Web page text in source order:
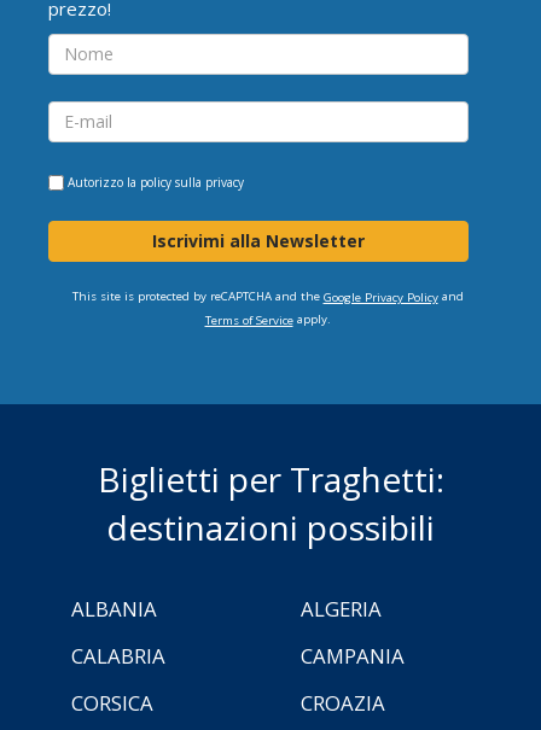
prezzo!
Autorizzo la policy sulla privacy
Iscrivimi alla Newsletter
This site is protected by reCAPTCHA and the Google Privacy Policyand
Terms of Serviceapply.
Biglietti per Traghetti:
destinazioni possibili
ALBANIA
ALGERIA
CALABRIA
CAMPANIA
CORSICA
CROAZIA